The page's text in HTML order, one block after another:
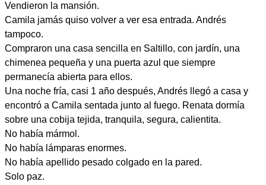
Vendieron la mansión.
Camila jamás quiso volver a ver esa entrada. Andrés
tampoco.
Compraron una casa sencilla en Saltillo, con jardín, una
chimenea pequeña y una puerta azul que siempre
permanecía abierta para ellos.
Una noche fría, casi 1 año después, Andrés llegó a casa y
encontró a Camila sentada junto al fuego. Renata dormía
sobre una cobija tejida, tranquila, segura, calientita.
No había mármol.
No había lámparas enormes.
No había apellido pesado colgado en la pared.
Solo paz.